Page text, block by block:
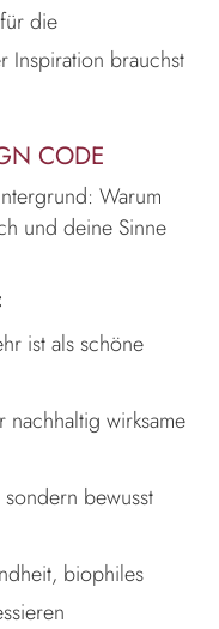
die
Inspiration brauchst
CODE
Warum
und deine Sinne
ist als schöne
wirksame
bewusst
biophiles